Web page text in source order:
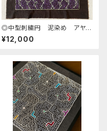
◎中型刺繍円 泥染め アヤワ
スカ10紫と白 縁縫加工 51x
46cm シピボ族の泥染め 先
¥12,000